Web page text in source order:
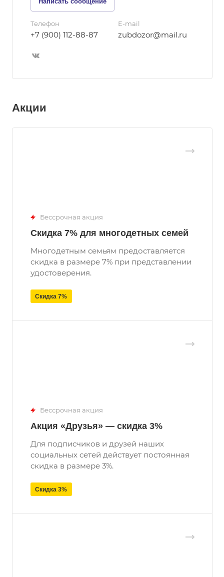
Телефон
+7 (900) 112-88-87
E-mail
zubdozor@mail.ru
Акции
Бессрочная акция
Скидка 7% для многодетных семей
Многодетным семьям предоставляется
скидка в размере 7% при представлении
удостоверения.
Скидка 7%
Бессрочная акция
Акция «Друзья» — скидка 3%
Для подписчиков и друзей наших
социальных сетей действует постоянная
скидка в размере 3%.
Скидка 3%